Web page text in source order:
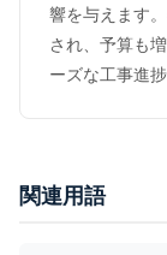
響を与えます
され、予算も
ーズな工事進
関連用語